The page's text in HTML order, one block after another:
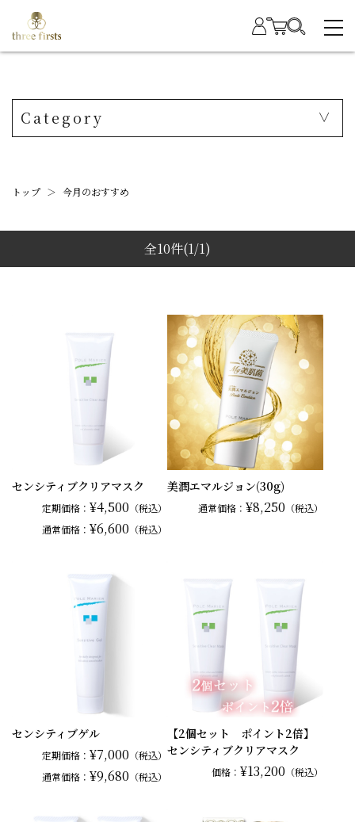
Category
トップ ＞ 今月のおすすめ
全10件(1/1)
センシティブクリアマスク
定期価格： ¥4,500 （税込）
通常価格： ¥6,600 （税込）
美潤エマルジョン(30g)
通常価格： ¥8,250 （税込）
センシティブゲル
定期価格：¥7,000 （税込）
通常価格：¥9,680 （税込）
【2個セット ポイント2倍】
センシティブクリアマスク
価格： ¥13,200 （税込）